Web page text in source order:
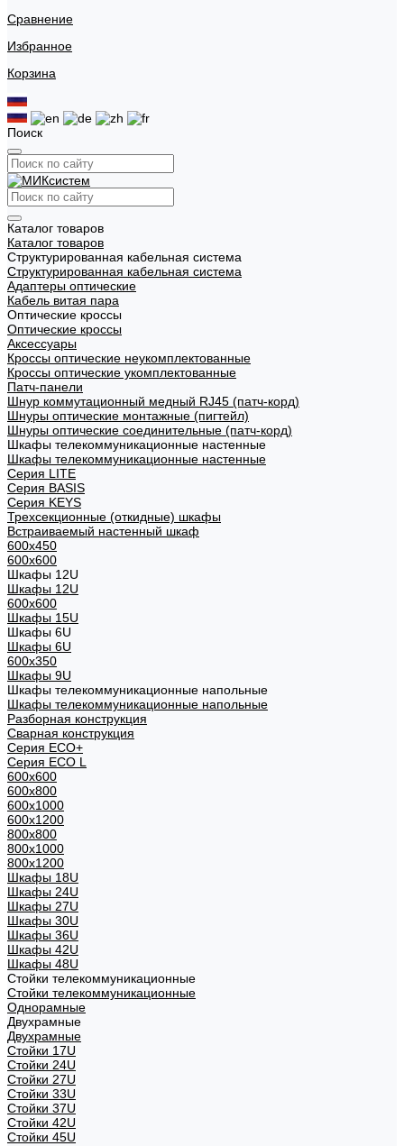
Сравнение
Избранное
Корзина
Поиск
Каталог товаров
Каталог товаров
Структурированная кабельная система
Структурированная кабельная система
Адаптеры оптические
Кабель витая пара
Оптические кроссы
Оптические кроссы
Аксессуары
Кроссы оптические неукомплектованные
Кроссы оптические укомплектованные
Патч-панели
Шнур коммутационный медный RJ45 (патч-корд)
Шнуры оптические монтажные (пигтейл)
Шнуры оптические соединительные (патч-корд)
Шкафы телекоммуникационные настенные
Шкафы телекоммуникационные настенные
Cерия LITE
Cерия BASIS
Cерия KEYS
Трехсекционные (откидные) шкафы
Встраиваемый настенный шкаф
600x450
600x600
Шкафы 12U
Шкафы 12U
600x600
Шкафы 15U
Шкафы 6U
Шкафы 6U
600x350
Шкафы 9U
Шкафы телекоммуникационные напольные
Шкафы телекоммуникационные напольные
Разборная конструкция
Сварная конструкция
Серия ECO+
Серия ECO L
600x600
600x800
600х1000
600х1200
800x800
800х1000
800х1200
Шкафы 18U
Шкафы 24U
Шкафы 27U
Шкафы 30U
Шкафы 36U
Шкафы 42U
Шкафы 48U
Стойки телекоммуникационные
Стойки телекоммуникационные
Однорамные
Двухрамные
Двухрамные
Стойки 17U
Стойки 24U
Стойки 27U
Стойки 33U
Стойки 37U
Стойки 42U
Стойки 45U